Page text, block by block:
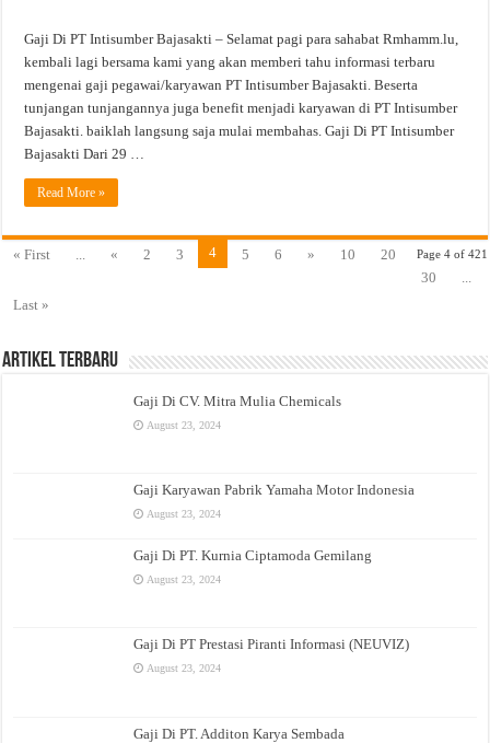
Gaji Di PT Intisumber Bajasakti – Selamat pagi para sahabat Rmhamm.lu,
kembali lagi bersama kami yang akan memberi tahu informasi terbaru
mengenai gaji pegawai/karyawan PT Intisumber Bajasakti. Beserta
tunjangan tunjangannya juga benefit menjadi karyawan di PT Intisumber
Bajasakti. baiklah langsung saja mulai membahas. Gaji Di PT Intisumber
Bajasakti Dari 29 …
Read More »
Page 4 of 421
« First ... « 2 3 4 5 6 » 10
20
30
...
Last »
Artikel Terbaru
Gaji Di CV. Mitra Mulia Chemicals
August 23, 2024
Gaji Karyawan Pabrik Yamaha Motor Indonesia
August 23, 2024
Gaji Di PT. Kurnia Ciptamoda Gemilang
August 23, 2024
Gaji Di PT Prestasi Piranti Informasi (NEUVIZ)
August 23, 2024
Gaji Di PT. Additon Karya Sembada